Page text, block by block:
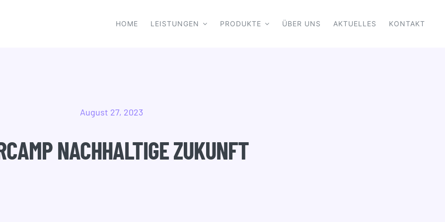
HOME LEISTUNGEN PRODUKTE ÜBER UNS AKTUELLES KONTAKT
August 27, 2023
NACHHALTIGE ZUKUNFT